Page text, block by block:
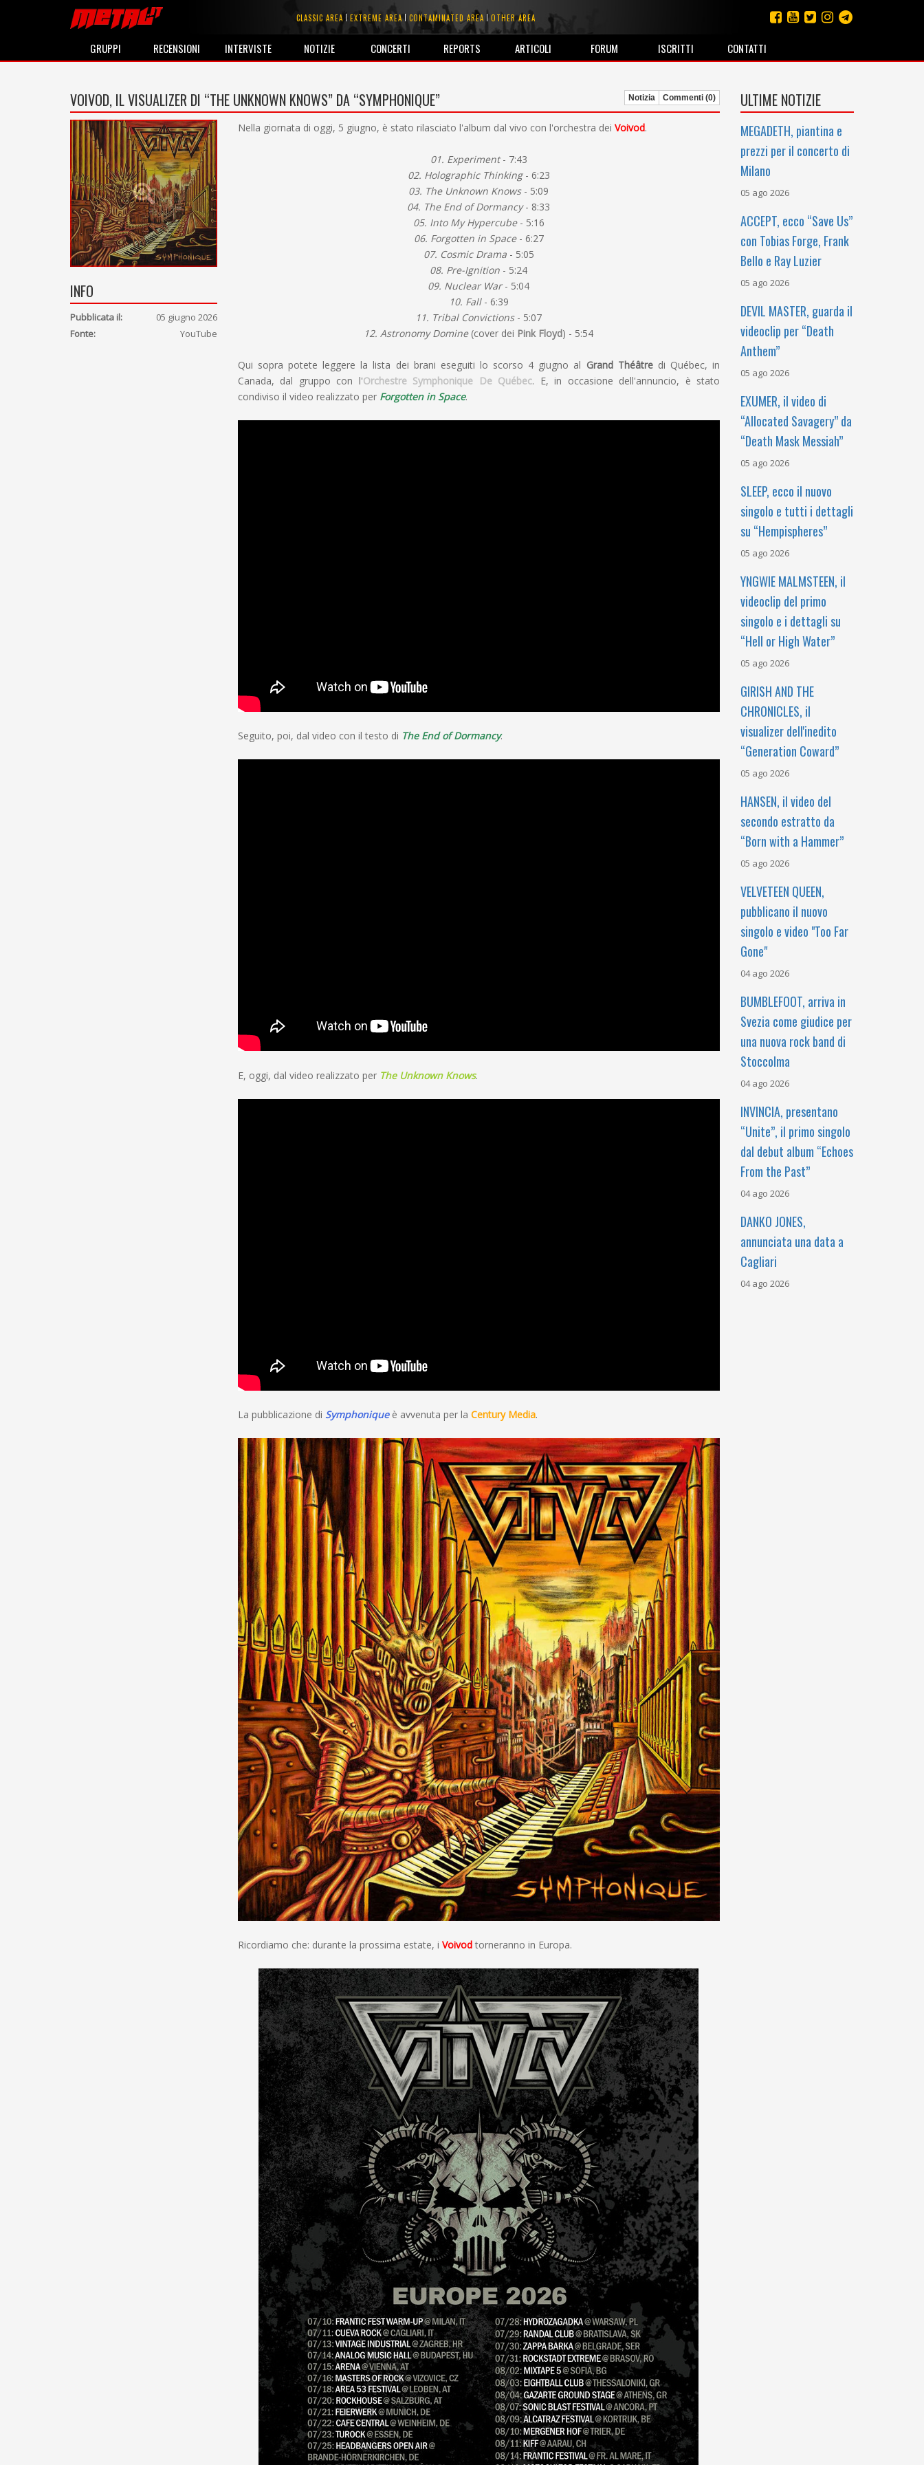
CLASSIC AREA EXTREME AREA CONTAMINATED AREA OTHER AREA
GRUPPI RECENSIONI INTERVISTE NOTIZIE CONCERTI REPORTS ARTICOLI FORUM ISCRITTI CONTATTI
VOIVOD, IL VISUALIZER DI “THE UNKNOWN KNOWS” DA “SYMPHONIQUE” Notizia Commenti (0)
INFO
Pubblicata il:
05 giugno 2026
Fonte:
YouTube
Nella giornata di oggi, 5 giugno, è stato rilasciato l'album dal vivo con l'orchestra dei Voivod.
01. Experiment- 7:43
02. Holographic Thinking- 6:23
03. The Unknown Knows- 5:09
04. The End of Dormancy- 8:33
05. Into My Hypercube- 5:16
06. Forgotten in Space- 6:27
07. Cosmic Drama- 5:05
08. Pre-Ignition - 5:24
09. Nuclear War- 5:04
10. Fall- 6:39
11. Tribal Convictions- 5:07
12. Astronomy Domine(cover dei Pink Floyd) - 5:54
Qui sopra potete leggere la lista dei brani eseguiti lo scorso 4 giugno al Grand Théâtredi Québec, in
Canada, dal gruppo con l'Orchestre Symphonique De Québec. E, in occasione dell'annuncio, è stato
condiviso il video realizzato per Forgotten in Space.
Seguito, poi, dal video con il testo di The End of Dormancy.
E, oggi, dal video realizzato per The Unknown Knows.
La pubblicazione di Symphoniqueè avvenuta per la Century Media.
Ricordiamo che: durante la prossima estate, i Voivodtorneranno in Europa.
ULTIME NOTIZIE
MEGADETH, piantina e
prezzi per il concerto di
Milano
05 ago 2026
ACCEPT, ecco “Save Us”
con Tobias Forge, Frank
Bello e Ray Luzier
05 ago 2026
DEVIL MASTER, guarda il
videoclip per “Death
Anthem”
05 ago 2026
EXUMER, il video di
“Allocated Savagery” da
“Death Mask Messiah”
05 ago 2026
SLEEP, ecco il nuovo
singolo e tutti i dettagli
su “Hempispheres”
05 ago 2026
YNGWIE MALMSTEEN, il
videoclip del primo
singolo e i dettagli su
“Hell or High Water”
05 ago 2026
GIRISH AND THE
CHRONICLES, il
visualizer dell'inedito
“Generation Coward”
05 ago 2026
HANSEN, il video del
secondo estratto da
“Born with a Hammer”
05 ago 2026
VELVETEEN QUEEN,
pubblicano il nuovo
singolo e video "Too Far
Gone"
04 ago 2026
BUMBLEFOOT, arriva in
Svezia come giudice per
una nuova rock band di
Stoccolma
04 ago 2026
INVINCIA, presentano
“Unite”, il primo singolo
dal debut album “Echoes
From the Past”
04 ago 2026
DANKO JONES,
annunciata una data a
Cagliari
04 ago 2026